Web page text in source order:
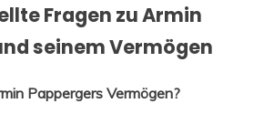
Fragen zu Armin
seinem Vermögen
Pappergers Vermögen?